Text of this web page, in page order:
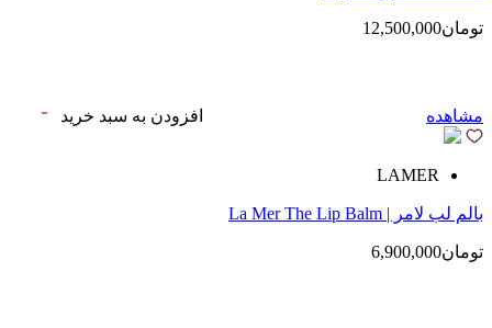
تومان12,500,000
مشاهده افزودن به سبد خرید
LAMER
بالم لب لامر | La Mer The Lip Balm
تومان6,900,000